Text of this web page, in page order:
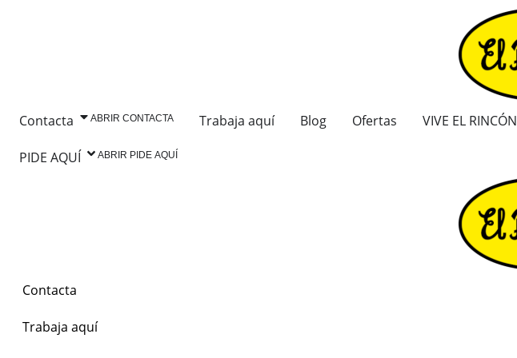
Contacta ABRIR CONTACTA Trabaja aquí Blog Ofertas VIVE EL RINCÓN
PIDE AQUÍ ABRIR PIDE AQUÍ
Contacta
Trabaja aquí